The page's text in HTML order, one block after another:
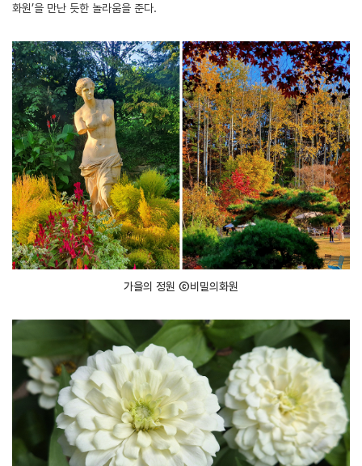
화원’을 만난 듯한 놀라움을 준다.
가을의 정원 ⓒ비밀의화원